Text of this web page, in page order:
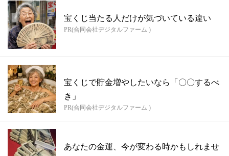
宝くじ当たる人だけが気づいている違い
PR(合同会社デジタルファーム )
宝くじで貯金増やしたいなら「〇〇するべ
き」
PR(合同会社デジタルファーム )
あなたの金運、今が変わる時かもしれませ